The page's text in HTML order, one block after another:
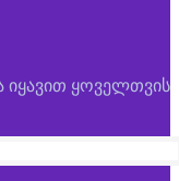
იყავით ყოველთვის